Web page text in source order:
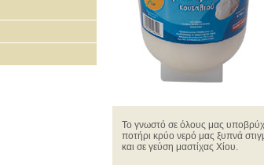
Το γνωστό σε όλους μας
ποτήρι κρύο νερό μας ξυπνά
και σε γεύση μαστίχας Χίου.